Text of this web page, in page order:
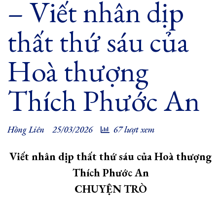
– Viết nhân dịp
thất thứ sáu của
Hoà thượng
Thích Phước An
Hồng Liên 25/03/2026 67 lượt xem
Viết nhân dịp thất thứ sáu của Hoà thượng
Thích Phước An
CHUYỆN TRÒ